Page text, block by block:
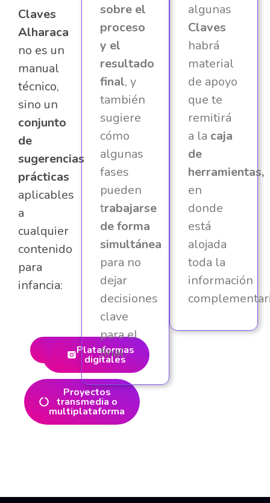
Claves
Alharaca
no es un
manual
técnico,
sino un
conjunto
de
sugerencias
prácticas
aplicables
a
cualquier
contenido
para
infancia:
Televisión
Cine
Radio y
podcast
Plataformas
digitales
Proyectos
transmedia o
multiplataforma
sobre el
proceso
y el
resultado
final, y
también
sugiere
cómo
algunas
fases
pueden
trabajarse
de forma
simultánea
para no
dejar
decisiones
clave
para el
final.
algunas
Claves
habrá
material
de apoyo
que te
remitirá
a la caja
de
herramientas,
en
donde
está
alojada
toda la
información